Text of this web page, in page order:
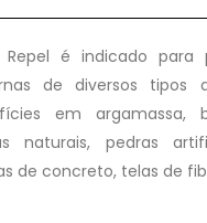
Repel é indicado
de diversos tipos
em argamassa,
naturais, pedras
de concreto, telas de